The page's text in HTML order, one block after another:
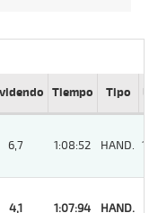
Tiempo Tipo Lº
6,7 1:08:52 HAND. 10
4,1 1:07:94 HAND.